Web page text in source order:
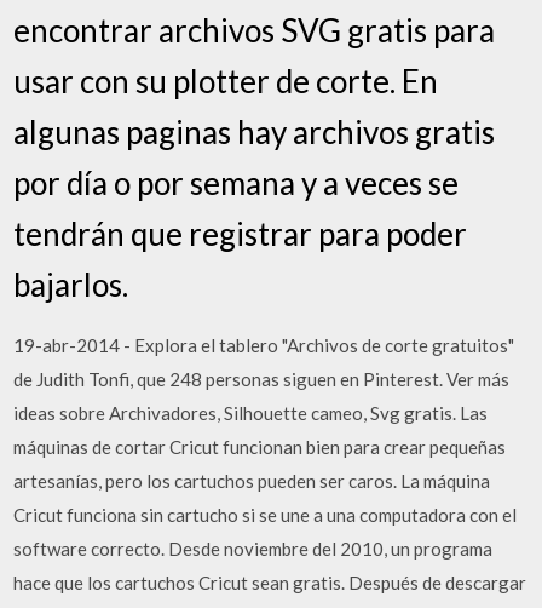
encontrar archivos SVG gratis para
usar con su plotter de corte. En
algunas paginas hay archivos gratis
por día o por semana y a veces se
tendrán que registrar para poder
bajarlos.
19-abr-2014 - Explora el tablero "Archivos de corte gratuitos"
de Judith Tonfi, que 248 personas siguen en Pinterest. Ver más
ideas sobre Archivadores, Silhouette cameo, Svg gratis. Las
máquinas de cortar Cricut funcionan bien para crear pequeñas
artesanías, pero los cartuchos pueden ser caros. La máquina
Cricut funciona sin cartucho si se une a una computadora con el
software correcto. Desde noviembre del 2010, un programa
hace que los cartuchos Cricut sean gratis. Después de descargar